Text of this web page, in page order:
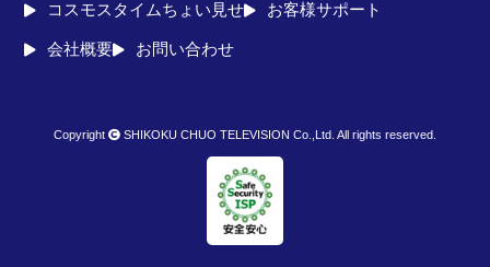
コスモスタイムちょい見せ お客様サポート
会社概要 お問い合わせ
Copyright SHIKOKU CHUO TELEVISION Co.,Ltd. All rights reserved.